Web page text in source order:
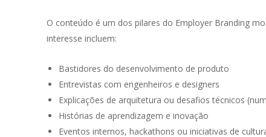
O conteúdo é um dos pilares do Employer Branding
interesse incluem:
Bastidores do desenvolvimento de produto
Entrevistas com engenheiros e designers
Explicações de arquitetura ou desafios técnicos
Histórias de aprendizagem e inovação
Eventos internos, hackathons ou iniciativas de